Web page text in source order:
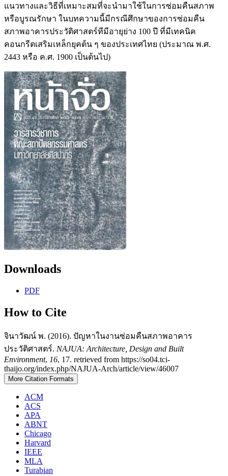
แนวทางและวิธีที่เหมาะสมที่จะนํามาใช้ในการซ่อมคืนสภาพ
หรือบูรณรักษา ในบทความนี้มีกรณีศึกษาของการซ่อมคืน
สภาพอาคารประวัติศาสตร์ทีมีอายุย่าง 100 ปี ที่มีเทคนิค
คอนกรีตเสริมเหล็กยุคต้น ๆ ของประเทศไทย (ประมาณ พ.ศ.
2443 หรือ ค.ศ. 1900 เป็นต้นไป)
Downloads
PDF
How to Cite
จินาวัฒน์ พ. (2016). ปัญหาในงานซ่อมคืนสภาพอาคาร
ประวัติศาสตร์. NAJUA: Architecture, Design and Built
Environment, 16, 17. retrieved from https://so04.tci-
thaijo.org/index.php/NAJUA-Arch/article/view/46007
More Citation Formats
ACM
ACS
APA
ABNT
Chicago
Harvard
IEEE
MLA
Turabian